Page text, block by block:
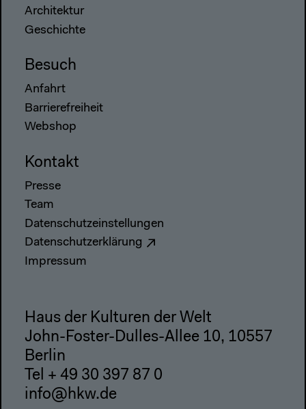
Architektur
Geschichte
Besuch
Anfahrt
Barrierefreiheit
Webshop
Kontakt
Presse
Team
Datenschutzeinstellungen
Datenschutzerklärung
Impressum
Haus der Kulturen der Welt
John-Foster-Dulles-Allee 10, 10557
Berlin
Tel + 49 30 397 87 0
info@hkw.de